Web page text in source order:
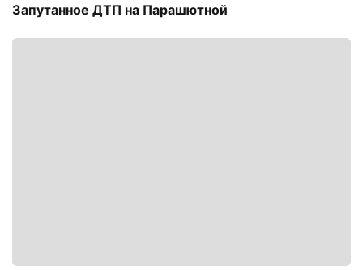
Запутанное ДТП на Парашютной